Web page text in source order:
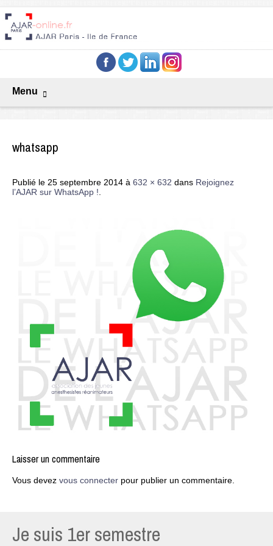
Menu
whatsapp
Publié le 25 septembre 2014 à 632 × 632 dans Rejoignez
l’AJAR sur WhatsApp !
Laisser un commentaire
Vous devez vous connecter pour publier un commentaire.
Je suis 1er semestre